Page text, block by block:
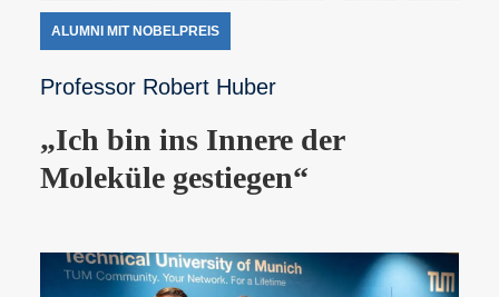
ALUMNI MIT NOBELPREIS
Professor Robert Huber
„Ich bin ins Innere der
Moleküle gestiegen“